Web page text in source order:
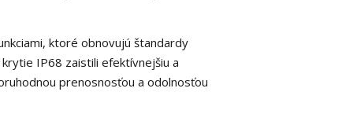
ktoré obnovujú štandardy
IP68 zaistili efektívnejšiu a
prenosnosťou a odolnosťou